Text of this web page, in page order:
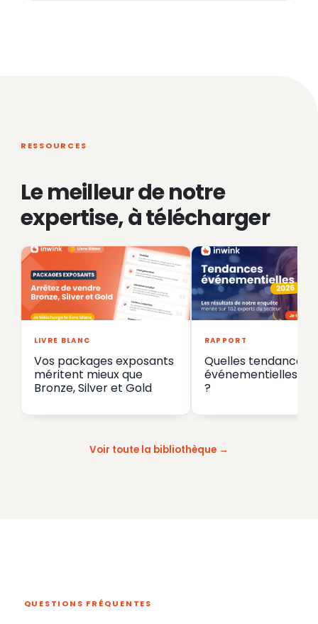
RESSOURCES
Le meilleur de notre
expertise, à télécharger
LIVRE BLANC
Vos packages exposants
méritent mieux que
Bronze, Silver et Gold
RAPPORT
Quelles tendances
événementielles en
?
Voir toute la bibliothèque
QUESTIONS FRÉQUENTES